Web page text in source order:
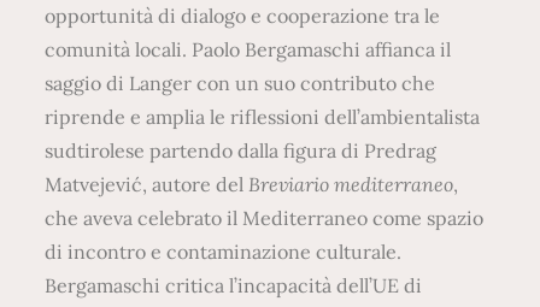
opportunità di dialogo e cooperazione tra le
comunità locali. Paolo Bergamaschi affianca il
saggio di Langer con un suo contributo che
riprende e amplia le riflessioni dell’ambientalista
sudtirolese partendo dalla figura di Predrag
Matvejević, autore del Breviario mediterraneo,
che aveva celebrato il Mediterraneo come spazio
di incontro e contaminazione culturale.
Bergamaschi critica l’incapacità dell’UE di